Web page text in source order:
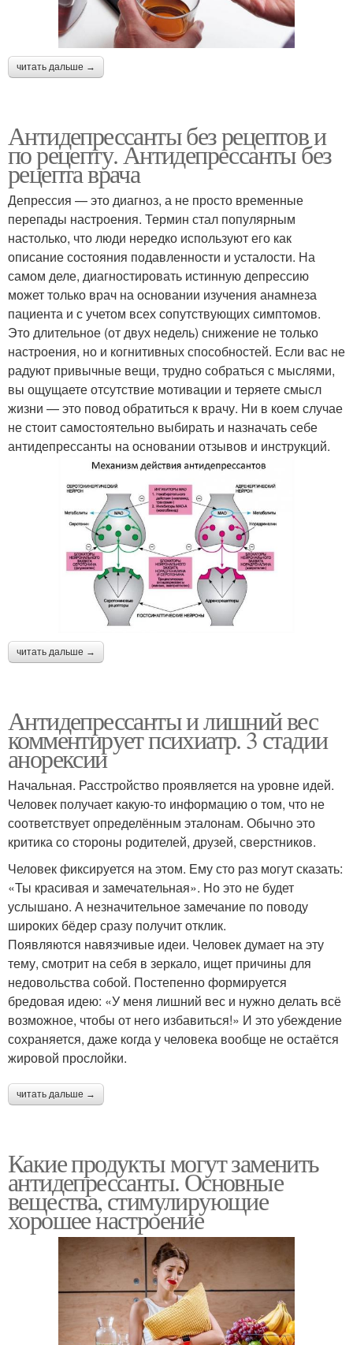
читать дальше →
Антидепрессанты без рецептов и
по рецепту. Антидепрессанты без
рецепта врача
Депрессия — это диагноз, а не просто временные
перепады настроения. Термин стал популярным
настолько, что люди нередко используют его как
описание состояния подавленности и усталости. На
самом деле, диагностировать истинную депрессию
может только врач на основании изучения анамнеза
пациента и с учетом всех сопутствующих симптомов.
Это длительное (от двух недель) снижение не только
настроения, но и когнитивных способностей. Если вас не
радуют привычные вещи, трудно собраться с мыслями,
вы ощущаете отсутствие мотивации и теряете смысл
жизни — это повод обратиться к врачу. Ни в коем случае
не стоит самостоятельно выбирать и назначать себе
антидепрессанты на основании отзывов и инструкций.
читать дальше →
Антидепрессанты и лишний вес
комментирует психиатр. 3 стадии
анорексии
Начальная. Расстройство проявляется на уровне идей.
Человек получает какую-то информацию о том, что не
соответствует определённым эталонам. Обычно это
критика со стороны родителей, друзей, сверстников.
Человек фиксируется на этом. Ему сто раз могут сказать:
«Ты красивая и замечательная». Но это не будет
услышано. А незначительное замечание по поводу
широких бёдер сразу получит отклик.
Появляются навязчивые идеи. Человек думает на эту
тему, смотрит на себя в зеркало, ищет причины для
недовольства собой. Постепенно формируется
бредовая идею: «У меня лишний вес и нужно делать всё
возможное, чтобы от него избавиться!» И это убеждение
сохраняется, даже когда у человека вообще не остаётся
жировой прослойки.
читать дальше →
Какие продукты могут заменить
антидепрессанты. Основные
вещества, стимулирующие
хорошее настроение